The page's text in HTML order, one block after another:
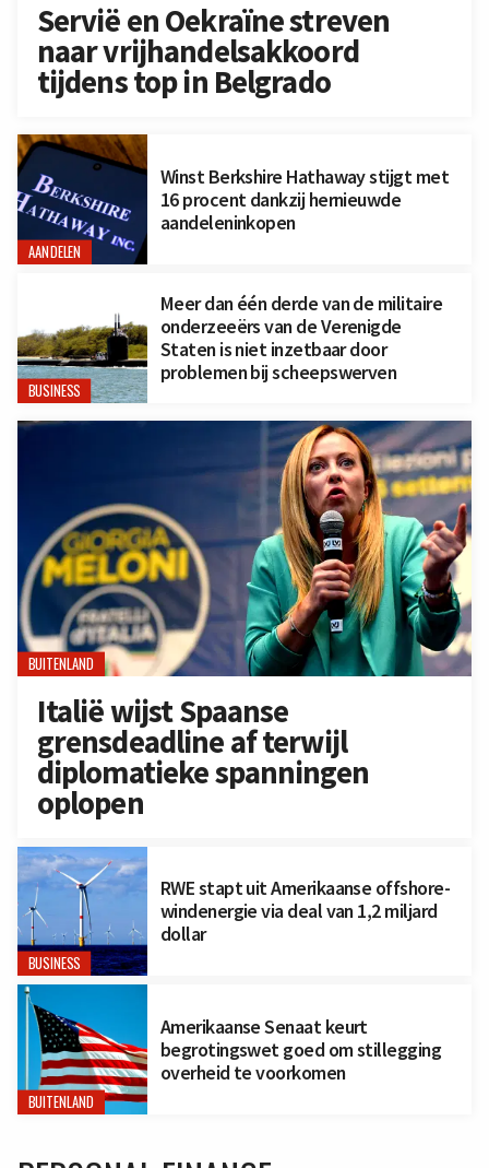
Servië en Oekraïne streven
naar vrijhandelsakkoord
tijdens top in Belgrado
AANDELEN
Winst Berkshire Hathaway stijgt met
16 procent dankzij hernieuwde
aandeleninkopen
BUSINESS
Meer dan één derde van de militaire
onderzeeërs van de Verenigde
Staten is niet inzetbaar door
problemen bij scheepswerven
BUITENLAND
Italië wijst Spaanse
grensdeadline af terwijl
diplomatieke spanningen
oplopen
BUSINESS
RWE stapt uit Amerikaanse offshore-
windenergie via deal van 1,2 miljard
dollar
BUITENLAND
Amerikaanse Senaat keurt
begrotingswet goed om stillegging
overheid te voorkomen